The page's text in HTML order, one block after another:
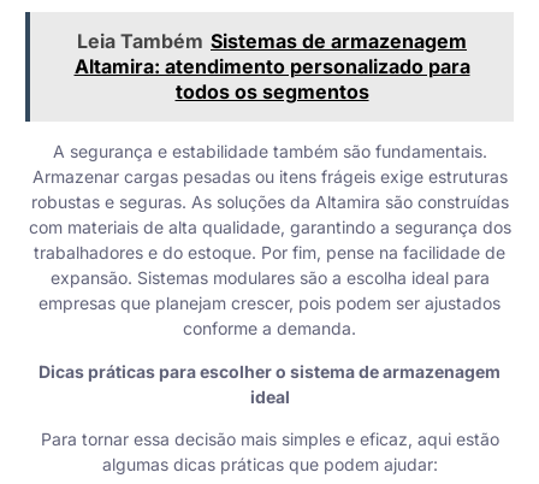
Leia Também Sistemas de armazenagem
Altamira: atendimento personalizado para
todos os segmentos
A segurança e estabilidade também são fundamentais.
Armazenar cargas pesadas ou itens frágeis exige estruturas
robustas e seguras. As soluções da Altamira são construídas
com materiais de alta qualidade, garantindo a segurança dos
trabalhadores e do estoque. Por fim, pense na facilidade de
expansão. Sistemas modulares são a escolha ideal para
empresas que planejam crescer, pois podem ser ajustados
conforme a demanda.
Dicas práticas para escolher o sistema de armazenagem
ideal
Para tornar essa decisão mais simples e eficaz, aqui estão
algumas dicas práticas que podem ajudar: